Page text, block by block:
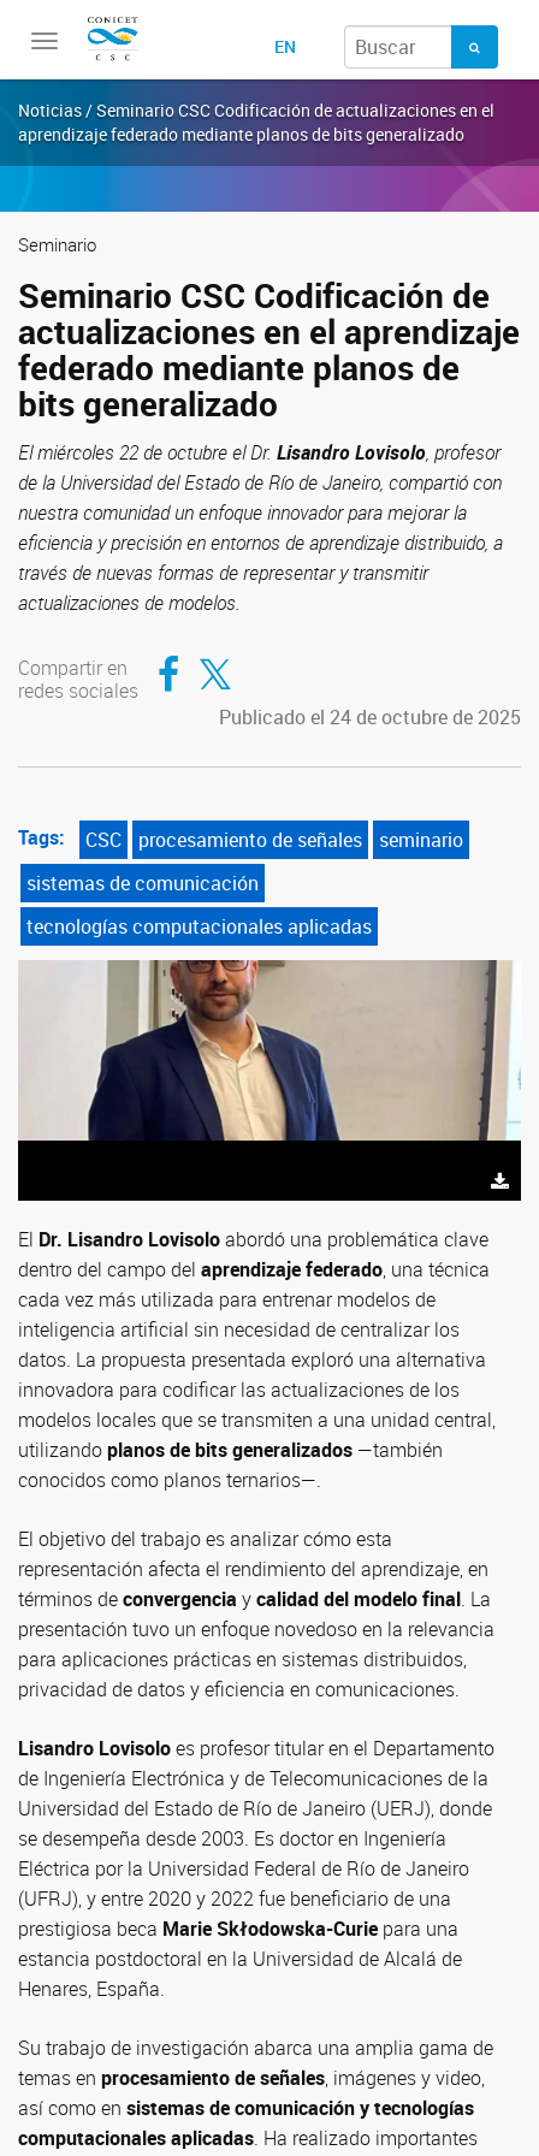
Toggle
EN
Noticias / Seminario CSC Codificación de actualizaciones en el
aprendizaje federado mediante planos de bits generalizado
Seminario
Seminario CSC Codificación de
actualizaciones en el aprendizaje
federado mediante planos de
bits generalizado
El miércoles 22 de octubre el Dr. Lisandro Lovisolo, profesor
de la Universidad del Estado de Río de Janeiro, compartió con
nuestra comunidad un enfoque innovador para mejorar la
eficiencia y precisión en entornos de aprendizaje distribuido, a
través de nuevas formas de representar y transmitir
actualizaciones de modelos.
Compartir en
redes sociales
Compartir en Facebook
Compartir en Twitter
Publicado el 24 de octubre de 2025
Tags: CSC procesamiento de señales
seminario
sistemas de comunicación
tecnologías computacionales aplicadas
El Dr. Lisandro Lovisoloabordó una problemática clave
dentro del campo del aprendizaje federado, una técnica
cada vez más utilizada para entrenar modelos de
inteligencia artificial sin necesidad de centralizar los
datos. La propuesta presentada exploró una alternativa
innovadora para codificar las actualizaciones de los
modelos locales que se transmiten a una unidad central,
utilizandoplanos de bits generalizados —también
conocidos como planos ternarios—.
El objetivo del trabajo es analizar cómo esta
representación afecta el rendimiento del aprendizaje, en
términos deconvergencia ycalidad del modelo final. La
presentación tuvo un enfoque novedoso en la relevancia
para aplicaciones prácticas en sistemas distribuidos,
privacidad de datos y eficiencia en comunicaciones.
Lisandro Lovisoloes profesor titular en el Departamento
de Ingeniería Electrónica y de Telecomunicaciones de la
Universidad del Estado de Río de Janeiro (UERJ), donde
se desempeña desde 2003. Es doctor en Ingeniería
Eléctrica por la Universidad Federal de Río de Janeiro
(UFRJ), y entre 2020 y 2022 fue beneficiario de una
prestigiosa beca Marie Skłodowska-Curie para una
estancia postdoctoral en la Universidad de Alcalá de
Henares, España.
Su trabajo de investigación abarca una amplia gama de
temas en procesamiento de señales, imágenes y video,
así como en sistemas de comunicación y tecnologías
computacionales aplicadas. Ha realizado importantes